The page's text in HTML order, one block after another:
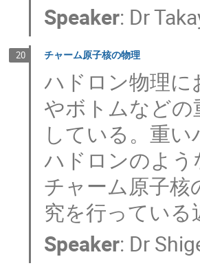
Speaker: Dr
20 チャーム原子核の物理
ハドロン物理
やボトムなど
している。重
ハドロンのよ
チャーム原子核
究を行ってい
Speaker: Dr